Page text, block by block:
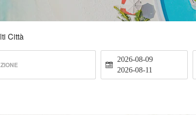
Città
2026-08-09
2026-08-11